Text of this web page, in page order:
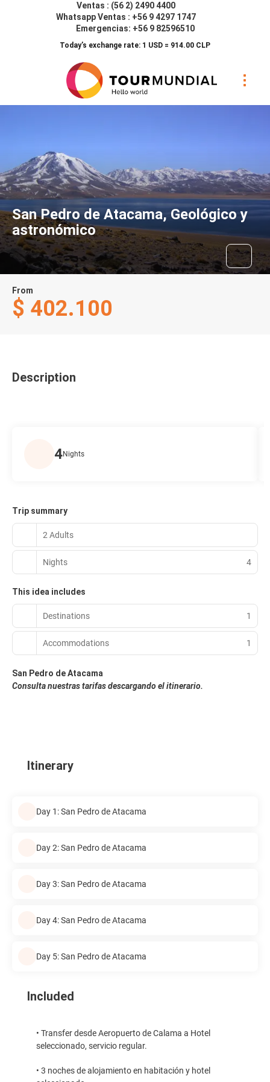
Ventas : (56 2) 2490 4400
Whatsapp Ventas : +56 9 4297 1747
Emergencias: +56 9 82596510
Today’s exchange rate: 1 USD = 914.00 CLP
San Pedro de Atacama, Geológico y
astronómico
From
$ 402.100
Description
4Nights
Trip summary
2 Adults
Nights 4
This idea includes
Destinations 1
Accommodations 1
San Pedro de Atacama
Consulta nuestras tarifas descargando el itinerario.
Itinerary
Day 1: San Pedro de Atacama
Day 2: San Pedro de Atacama
Day 3: San Pedro de Atacama
Day 4: San Pedro de Atacama
Day 5: San Pedro de Atacama
Included
• Transfer desde Aeropuerto de Calama a Hotel
seleccionado, servicio regular.
• 3 noches de alojamiento en habitación y hotel